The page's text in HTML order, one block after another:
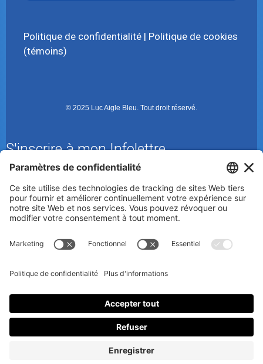
Politique de confidentialité | Politique de cookies
(témoins)
© 2025 Luc Aigle Bleu. Tout droit réservé.
S'inscrire à mon Infolettre
En m’inscrivant à l’infolettre, j’accepte